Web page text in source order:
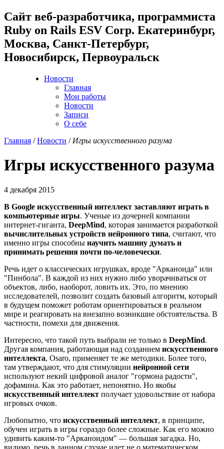
Cайт веб-разработчика, программиста
Ruby on Rails ESV Corp. Екатеринбург,
Москва, Санкт-Петербург,
Новосибирск, Первоуральск
Новости
Главная
Мои работы
Новости
Записи
О себе
Главная /Новости / Игры искусственного разума
Игры искусственного разума
4 декабря 2015
В Google искусственный интеллект заставляют играть в
компьютерные игры. Ученые из дочерней компании
интернет-гиганта, DeepMind, которая занимается разработкой
вычислительных устройств нейронного типа, считают, что
именно игры способны научить машину думать и
принимать решения почти по-человечески.
Речь идет о классических игрушках, вроде "Арканоида" или
"Пинбола". В каждой из них нужно либо уворачиваться от
объектов, либо, наоборот, ловить их. Это, по мнению
исследователей, позволит создать базовый алгоритм, который
в будущем поможет роботам ориентироваться в реальном
мире и реагировать на внезапно возникшие обстоятельства. В
частности, помехи для движения.
Интересно, что такой путь выбрали не только в DeepMind.
Другая компания, работающая над созданием искусственного
интеллекта, Osaro, применяет те же методики. Более того,
там утверждают, что для стимуляции нейронной сети
используют некий цифровой аналог "гормона радости",
дофамина. Как это работает, непонятно. Но якобы
искусственный интеллект получает удовольствие от набора
игровых очков.
Любопытно, что искусственный интеллект, в принципе,
обучен играть в игры гораздо более сложные. Как его можно
удивить каким-то "Арканоидом" — большая загадка. Но,
видимо, речь в данном случае идет не о математическом